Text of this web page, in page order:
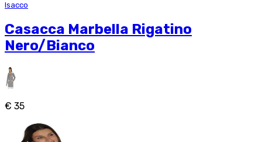
Isacco
Casacca Marbella Rigatino
Nero/Bianco
€ 35